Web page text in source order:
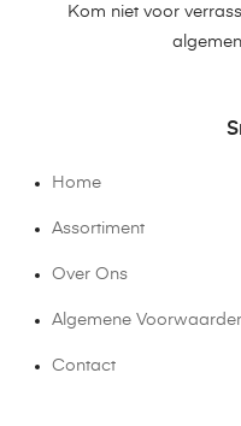
Kom niet voor
Home
Assortiment
Over Ons
Algemene
Contact